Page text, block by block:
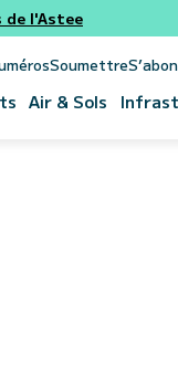
de l'Astee
Soumettre
Air & Sols